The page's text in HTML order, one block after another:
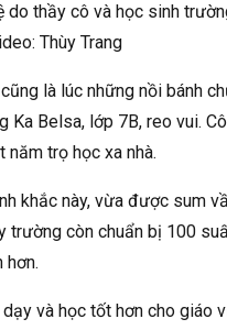
do thầy cô và học sinh
Thùy Trang
là lúc những nồi bánh
Ka Belsa, lớp 7B, reo vui.
trọ học xa nhà.
khắc này, vừa được sum
trường còn chuẩn bị 100
hơn.
và học tốt hơn cho giáo